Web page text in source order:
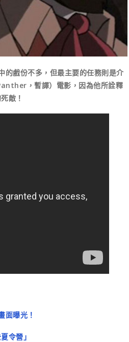
戲份不多，但最主要的任務則是介
，暫譯）電影，因為他所詮釋
敵！
面曝光！
令營」